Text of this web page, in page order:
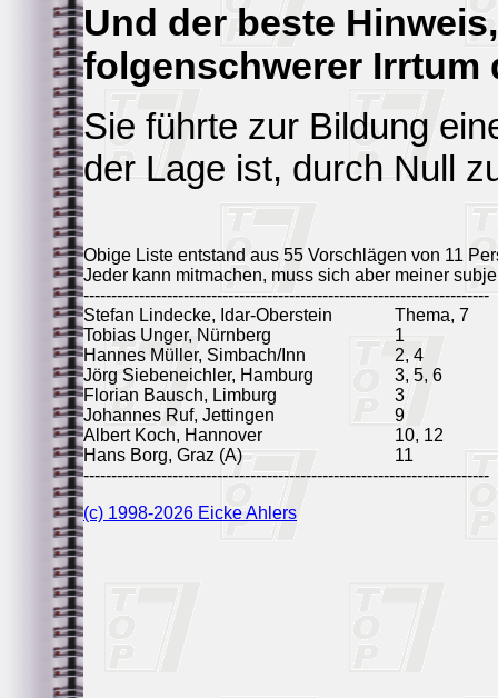
Und der beste
folgenschwerer Irrtum
Sie führte zur Bildung
der Lage ist, durch Null
Obige Liste entstand aus 55 Vorschlägen von 11
Jeder kann mitmachen, muss sich aber meiner
-------------------------------------------------------------------------
Stefan Lindecke, Idar-Oberstein
Thema, 7
Tobias Unger, Nürnberg
1
Hannes Müller, Simbach/Inn
2, 4
Jörg Siebeneichler, Hamburg
3, 5, 6
Florian Bausch, Limburg
3
Johannes Ruf, Jettingen
9
Albert Koch, Hannover
10, 12
Hans Borg, Graz (A)
11
-------------------------------------------------------------------------
(c) 1998-2026 Eicke Ahlers